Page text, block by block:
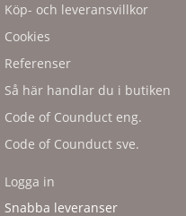
Köp- och leveransvillkor
Cookies
Referenser
Så här handlar du i butiken
Code of Counduct eng.
Code of Counduct sve.
Logga in
Snabba leveranser